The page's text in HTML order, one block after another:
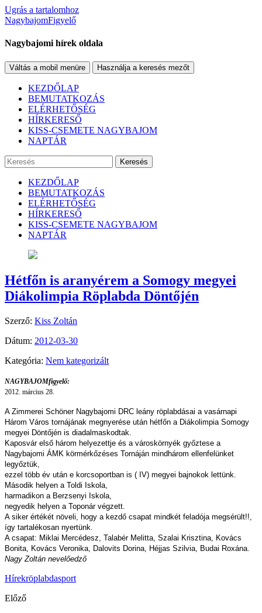
Ugrás a tartalomhoz
NagybajomFigyelő
Nagybajomi hírek oldala
Váltás a mobil menüre Használja a keresés mezőt
KEZDŐLAP
BEMUTATKOZÁS
ELÉRHETŐSÉG
HÍRKERESŐ
KISS-CSEMETE NAGYBAJOM
NAPTÁR
Keresés
KEZDŐLAP
BEMUTATKOZÁS
ELÉRHETŐSÉG
HÍRKERESŐ
KISS-CSEMETE NAGYBAJOM
NAPTÁR
Hétfőn is aranyérem a Somogy megyei
Diákolimpia Röplabda Döntőjén
Szerző: Kiss Zoltán
Dátum: 2012-03-30
Kategória: Nem kategorizált
NAGYBAJOMfigyelő:
2012. március 28.
A Zimmerei Schöner Nagybajomi DRC leány röplabdásai a vasárnapi
Három Város tornájának megnyerése után hétfőn a Diákolimpia Somogy
megyei Döntőjén is diadalmaskodtak.
Kaposvár első három helyezettje és a városkörnyék győztese a
Nagybajomi ÁMK körmérkőzéses Tornáján mindhárom ellenfelünket
legyőztük,
ezzel több év után e korcsoportban is ( IV) megyei bajnokok lettünk.
Második helyen a Toldi Iskola,
harmadikon a Berzsenyi Iskola,
negyedik helyen a Toponár végzett.
A siker értékét növeli, hogy a kezdő csapat mindkét feladója megsérült!!,
így tartalékosan nyertünk.
A csapat: Miklai Mercédesz, Talabér Melitta, Szalai Krisztina, Kovács
Bonita, Kovács Veronika, Dalovits Dorina, Héjjas Szilvia, Budai Roxána.
Nagy Zoltán nevelőedző
Hírekröplabdasport
Előző